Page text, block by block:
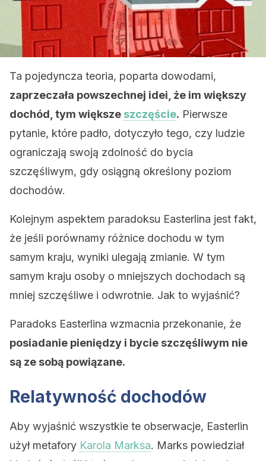
Ta pojedyncza teoria, poparta dowodami,
zaprzeczała powszechnej idei, że im większy
dochód, tym większe szczęście. Pierwsze
pytanie, które padło, dotyczyło tego, czy ludzie
ograniczają swoją zdolność do bycia
szczęśliwym, gdy osiągną określony poziom
dochodów.
Kolejnym aspektem paradoksu Easterlina jest fakt,
że jeśli porównamy różnice dochodu w tym
samym kraju, wyniki ulegają zmianie. W tym
samym kraju osoby o mniejszych dochodach są
mniej szczęśliwe i odwrotnie. Jak to wyjaśnić?
Paradoks Easterlina wzmacnia przekonanie, że
posiadanie pieniędzy i bycie szczęśliwym nie
są ze sobą powiązane.
Relatywność dochodów
Aby wyjaśnić wszystkie te obserwacje, Easterlin
użył metafory Karola Marksa. Marks powiedział